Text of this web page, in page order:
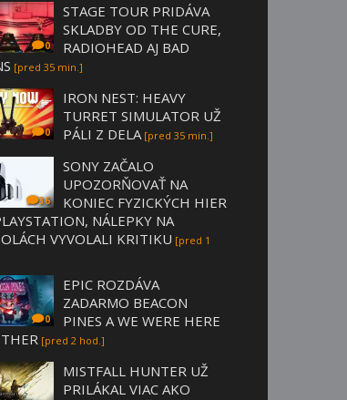
0
STAGE TOUR PRIDÁVA
SKLADBY OD THE CURE,
RADIOHEAD AJ BAD
[pred 35 min.]
0
IRON NEST: HEAVY
TURRET SIMULATOR UŽ
PÁLI Z DELA [pred 35 min.]
36
SONY ZAČALO
UPOZORŇOVAŤ NA
KONIEC FYZICKÝCH HIER
NÁLEPKY NA
VYVOLALI KRITIKU [pred 1
0
EPIC ROZDÁVA
ZADARMO BEACON
PINES A WE WERE HERE
[pred 2 hod.]
MISTFALL HUNTER UŽ
PRILÁKAL VIAC AKO